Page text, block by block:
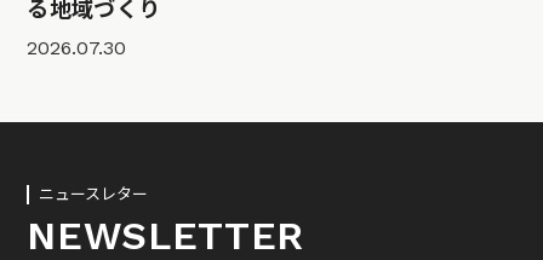
る地域づくり
2026.07.30
ニュースレター
NEWSLETTER